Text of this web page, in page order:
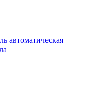
автоматическая